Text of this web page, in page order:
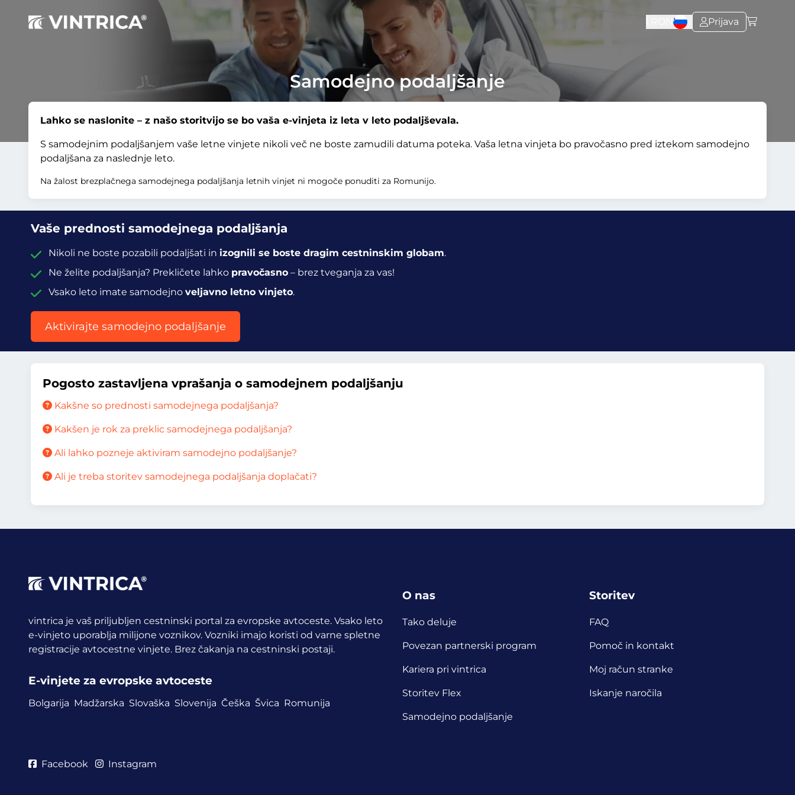
Prijava
Samodejno podaljšanje
Lahko se naslonite – z našo storitvijo se bo vaša e-vinjeta iz leta v leto podaljševala.
S samodejnim podaljšanjem vaše letne vinjete nikoli več ne boste zamudili datuma poteka. Vaša letna vinjeta bo pravočasno pred iztekom samodejno
podaljšana za naslednje leto.
Na žalost brezplačnega samodejnega podaljšanja letnih vinjet ni mogoče ponuditi za Romunijo.
Vaše prednosti samodejnega podaljšanja
Nikoli ne boste pozabili podaljšati in izognili se boste dragim cestninskim globam.
Ne želite podaljšanja? Prekličete lahko pravočasno – brez tveganja za vas!
Vsako leto imate samodejnoveljavno letno vinjeto.
Aktivirajte samodejno podaljšanje
Pogosto zastavljena vprašanja o samodejnem podaljšanju
Kakšne so prednosti samodejnega podaljšanja?
Kakšen je rok za preklic samodejnega podaljšanja?
Ali lahko pozneje aktiviram samodejno podaljšanje?
Ali je treba storitev samodejnega podaljšanja doplačati?
vintrica je vaš priljubljen cestninski portal za evropske avtoceste. Vsako leto
e-vinjeto uporablja milijone voznikov. Vozniki imajo koristi od varne spletne
registracije avtocestne vinjete. Brez čakanja na cestninski postaji.
E-vinjete za evropske avtoceste
Bolgarija Madžarska Slovaška Slovenija Češka Švica Romunija
O nas
Tako deluje
Povezan partnerski program
Kariera pri vintrica
Storitev Flex
Samodejno podaljšanje
Storitev
FAQ
Pomoč in kontakt
Moj račun stranke
Iskanje naročila
Facebook Instagram